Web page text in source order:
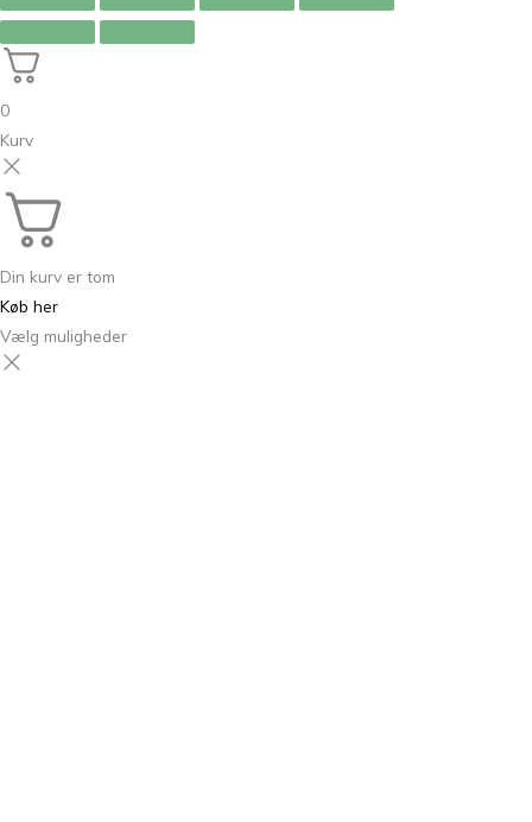
0
Kurv
Din kurv er tom
Køb her
Vælg muligheder